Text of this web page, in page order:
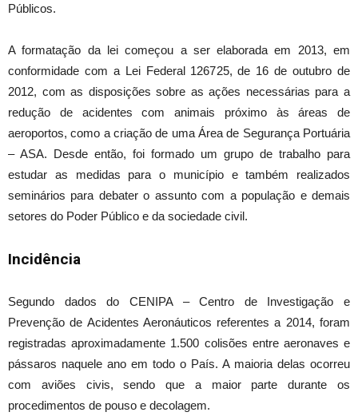
Públicos.
A formatação da lei começou a ser elaborada em 2013, em
conformidade com a Lei Federal 126725, de 16 de outubro de
2012, com as disposições sobre as ações necessárias para a
redução de acidentes com animais próximo às áreas de
aeroportos, como a criação de uma Área de Segurança Portuária
– ASA. Desde então, foi formado um grupo de trabalho para
estudar as medidas para o município e também realizados
seminários para debater o assunto com a população e demais
setores do Poder Público e da sociedade civil.
Incidência
Segundo dados do CENIPA – Centro de Investigação e
Prevenção de Acidentes Aeronáuticos referentes a 2014, foram
registradas aproximadamente 1.500 colisões entre aeronaves e
pássaros naquele ano em todo o País. A maioria delas ocorreu
com aviões civis, sendo que a maior parte durante os
procedimentos de pouso e decolagem.